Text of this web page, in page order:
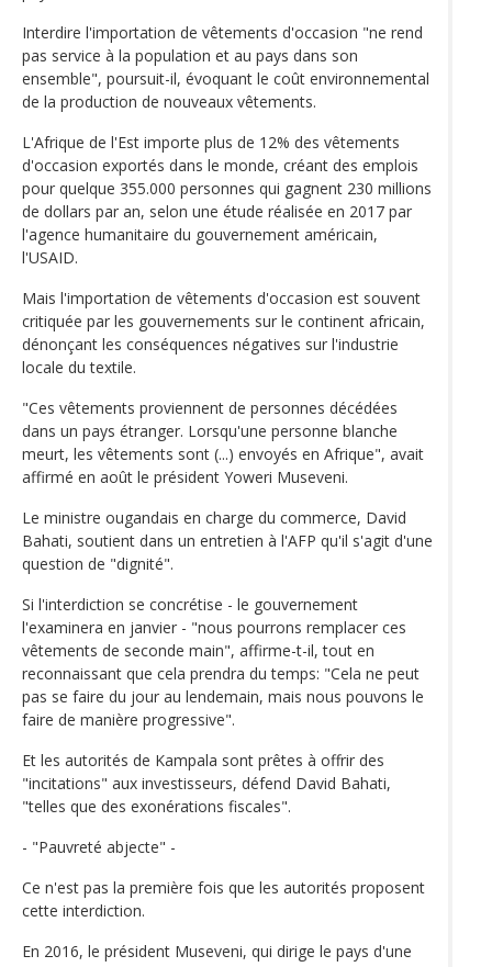
Interdire l'importation de vêtements d'occasion "ne rend
pas service à la population et au pays dans son
ensemble", poursuit-il, évoquant le coût environnemental
de la production de nouveaux vêtements.
L'Afrique de l'Est importe plus de 12% des vêtements
d'occasion exportés dans le monde, créant des emplois
pour quelque 355.000 personnes qui gagnent 230 millions
de dollars par an, selon une étude réalisée en 2017 par
l'agence humanitaire du gouvernement américain,
l'USAID.
Mais l'importation de vêtements d'occasion est souvent
critiquée par les gouvernements sur le continent africain,
dénonçant les conséquences négatives sur l'industrie
locale du textile.
"Ces vêtements proviennent de personnes décédées
dans un pays étranger. Lorsqu'une personne blanche
meurt, les vêtements sont (...) envoyés en Afrique", avait
affirmé en août le président Yoweri Museveni.
Le ministre ougandais en charge du commerce, David
Bahati, soutient dans un entretien à l'AFP qu'il s'agit d'une
question de "dignité".
Si l'interdiction se concrétise - le gouvernement
l'examinera en janvier - "nous pourrons remplacer ces
vêtements de seconde main", affirme-t-il, tout en
reconnaissant que cela prendra du temps: "Cela ne peut
pas se faire du jour au lendemain, mais nous pouvons le
faire de manière progressive".
Et les autorités de Kampala sont prêtes à offrir des
"incitations" aux investisseurs, défend David Bahati,
"telles que des exonérations fiscales".
- "Pauvreté abjecte" -
Ce n'est pas la première fois que les autorités proposent
cette interdiction.
En 2016, le président Museveni, qui dirige le pays d'une